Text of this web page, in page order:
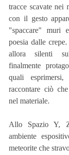
tracce scavate
con il gesto
"spaccare" muri
poesia dalle
allora silenti
finalmente
quali esprimersi,
raccontare ciò
nel materiale.
Allo Spazio Y,
ambiente
meteorite che